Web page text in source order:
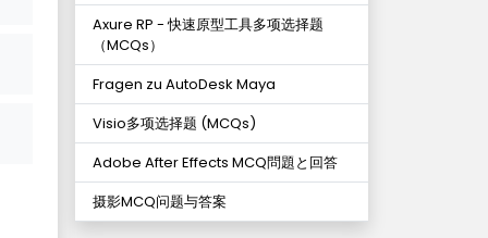
Axure RP - 快速原型工具多项选择题
（MCQs）
Fragen zu AutoDesk Maya
Visio多项选择题 (MCQs)
Adobe After Effects MCQ問題と回答
摄影MCQ问题与答案